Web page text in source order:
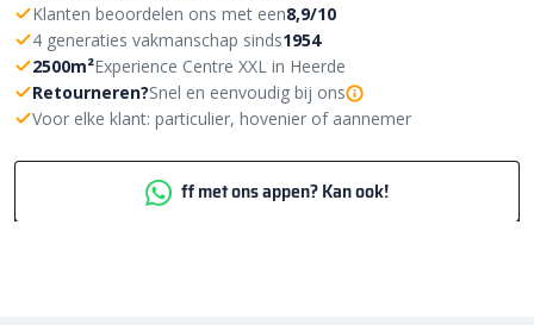
Klanten beoordelen ons met een8,9/10
4 generaties vakmanschap sinds1954
2500m²Experience Centre XXL in Heerde
Retourneren?Snel en eenvoudig bij ons
Voor elke klant: particulier, hovenier of aannemer
ff met ons appen? Kan ook!